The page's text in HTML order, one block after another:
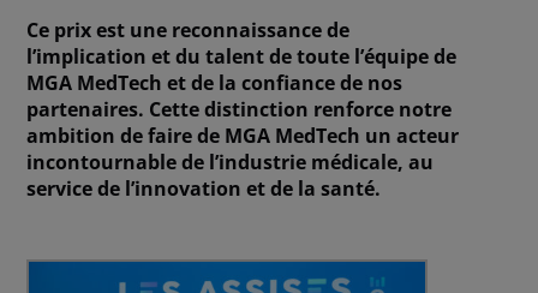
Ce prix est une reconnaissance de
l’implication et du talent de toute l’équipe de
MGA MedTech et de la confiance de nos
partenaires. Cette distinction renforce notre
ambition de faire de MGA MedTech un acteur
incontournable de l’industrie médicale, au
service de l’innovation et de la santé.